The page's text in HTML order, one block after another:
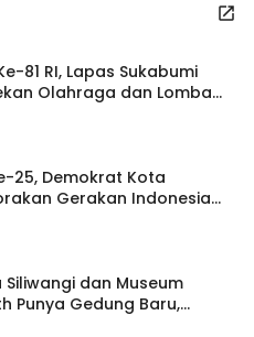
81 RI, Lapas Sukabumi
Olahraga dan Lomba
25, Demokrat Kota
Gerakan Indonesia
Bersih Masjid Agung
Siliwangi dan Museum
Punya Gedung Baru,
Dipisahkan